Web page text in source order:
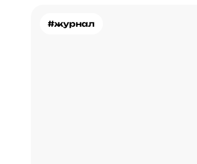
#журнал